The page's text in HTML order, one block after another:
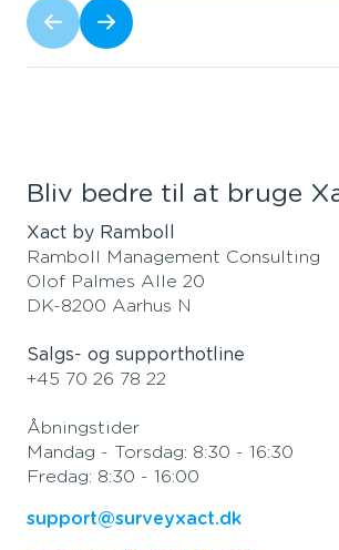
Bliv bedre til at bruge
Xact by Ramboll
Ramboll Management Consulting
Olof Palmes Alle 20
DK-8200 Aarhus N
Salgs- og supporthotline
+45 70 26 78 22
Åbningstider
Mandag - Torsdag: 8:30 - 16:30
Fredag: 8:30 - 16:00
support@surveyxact.dk